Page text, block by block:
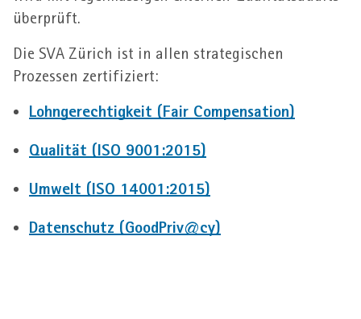
überprüft.
Die SVA Zürich ist in allen strategischen
Prozessen zertifiziert:
Lohngerechtigkeit (Fair Compensation)
Qualität (ISO 9001:2015)
Umwelt (ISO 14001:2015)
Datenschutz (GoodPriv@cy)